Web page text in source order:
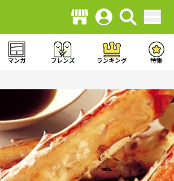
マンガ フレンズ ランキング 特集